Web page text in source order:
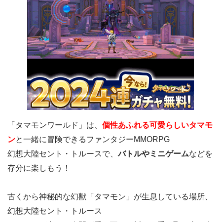
「タマモンワールド」は、 個性あふれる可愛らしいタマモ
ンと一緒に冒険できるファンタジーMMORPG
幻想大陸セント・トルースで、バトルやミニゲームなどを
存分に楽しもう！
古くから神秘的な幻獣「タマモン」が生息している場所、
幻想大陸セント・トルース